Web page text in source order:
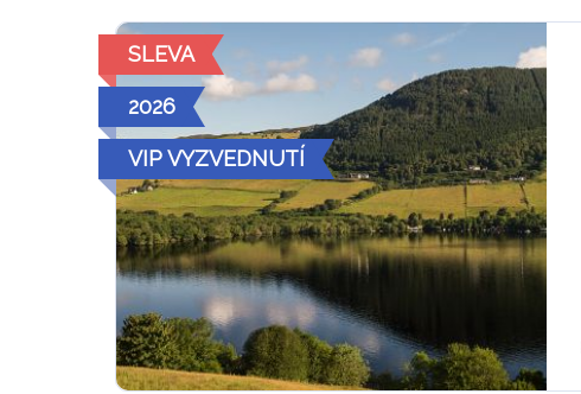
SLEVA
2026
VIP VYZVEDNUTÍ